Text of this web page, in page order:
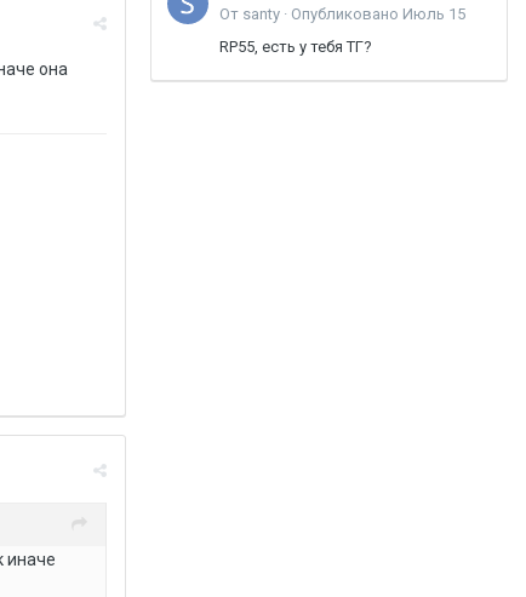
она
иначе
От santy · Опубликовано Июль 15
RP55, есть у тебя ТГ?